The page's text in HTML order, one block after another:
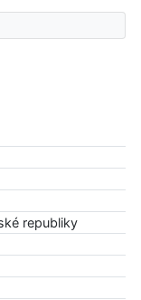
republiky